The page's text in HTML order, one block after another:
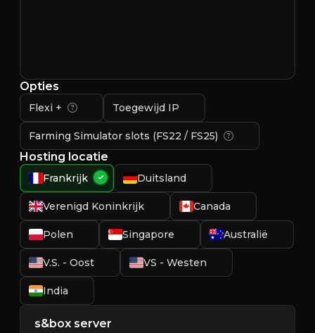
Opties
Flexi + Toegewijd IP
Farming Simulator slots (FS22 / FS25)
Hosting locatie
Frankrijk Duitsland
Verenigd Koninkrijk Canada
Polen Singapore Australië
V.S. - Oost VS - Westen
India
s&box server